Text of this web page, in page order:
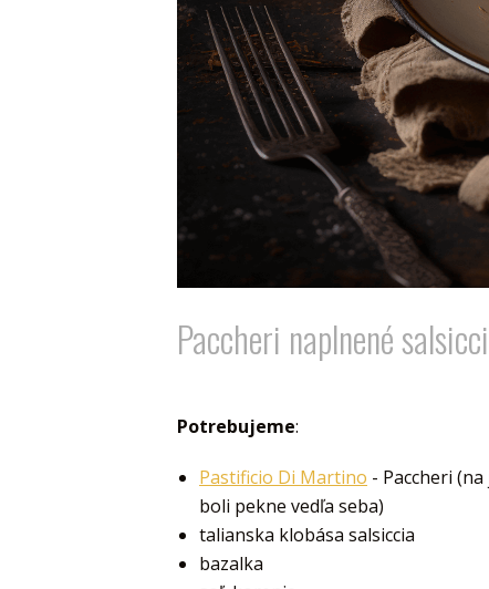
Paccheri naplnené
Potrebujeme:
Pastificio Di Martino - Paccheri
boli pekne vedľa seba)
talianska klobása salsiccia
bazalka